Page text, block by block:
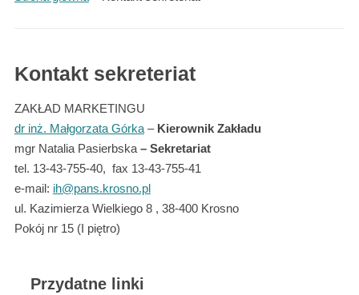
Kontakt sekreteriat
ZAKŁAD MARKETINGU
dr inż. Małgorzata Górka– Kierownik Zakładu
mgr Natalia Pasierbska – Sekretariat
tel. 13-43-755-40, fax 13-43-755-41
e-mail: ih@pans.krosno.pl
ul. Kazimierza Wielkiego 8 , 38-400 Krosno
Pokój nr 15 (I piętro)
Przydatne linki